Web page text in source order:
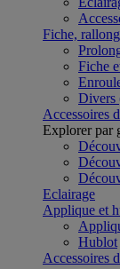
Fiche,
Fiche
Divers
Accessoires
Explorer par
Eclairage
Applique et
Hublot
Accessoires